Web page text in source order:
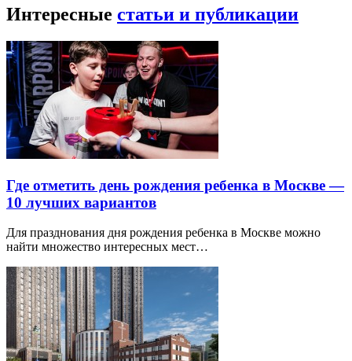
Интересные статьи и публикации
Где отметить день рождения ребенка в Москве —
10 лучших вариантов
Для празднования дня рождения ребенка в Москве можно
найти множество интересных мест…